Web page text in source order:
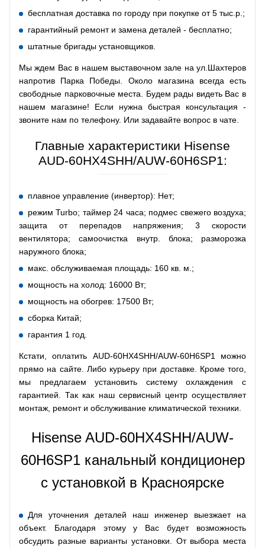
бесплатная доставка по городу при покупке от 5 тыс.р.;
гарантийный ремонт и замена деталей - бесплатно;
штатные бригады установщиков.
Мы ждем Вас в нашем выставочном зале на ул.Шахтеров
напротив Парка Победы. Около магазина всегда есть
свободные парковочные места. Будем рады видеть Вас в
нашем магазине! Если нужна быстрая консультация -
звоните нам по телефону. Или задавайте вопрос в чате.
Главные характеристики Hisense
AUD-60HX4SHH/AUW-60H6SP1:
плавное управление (инвертор): Нет;
режим Turbo; таймер 24 часа; подмес свежего воздуха;
защита от перепадов напряжения; 3 скорости
вентилятора; самоочистка внутр. блока; разморозка
наружного блока;
макс. обслуживаемая площадь: 160 кв. м.;
мощность на холод: 16000 Вт;
мощность на обогрев: 17500 Вт;
сборка Китай;
гарантия 1 год.
Кстати, оплатить AUD-60HX4SHH/AUW-60H6SP1 можно
прямо на сайте. Либо курьеру при доставке. Кроме того,
мы предлагаем установить систему охлаждения с
гарантией. Так как наш сервисный центр осуществляет
монтаж, ремонт и обслуживание климатической техники.
Hisense AUD-60HX4SHH/AUW-
60H6SP1 канальный кондиционер
с установкой в Красноярске
Для уточнения деталей наш инженер выезжает на
объект. Благодаря этому у Вас будет возможность
обсудить разные варианты установки. От выбора места